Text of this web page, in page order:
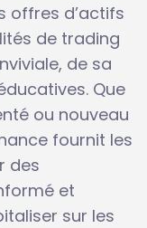
offres d’actifs
de trading
de sa
Que
ou nouveau
fournit les
des
et
sur les